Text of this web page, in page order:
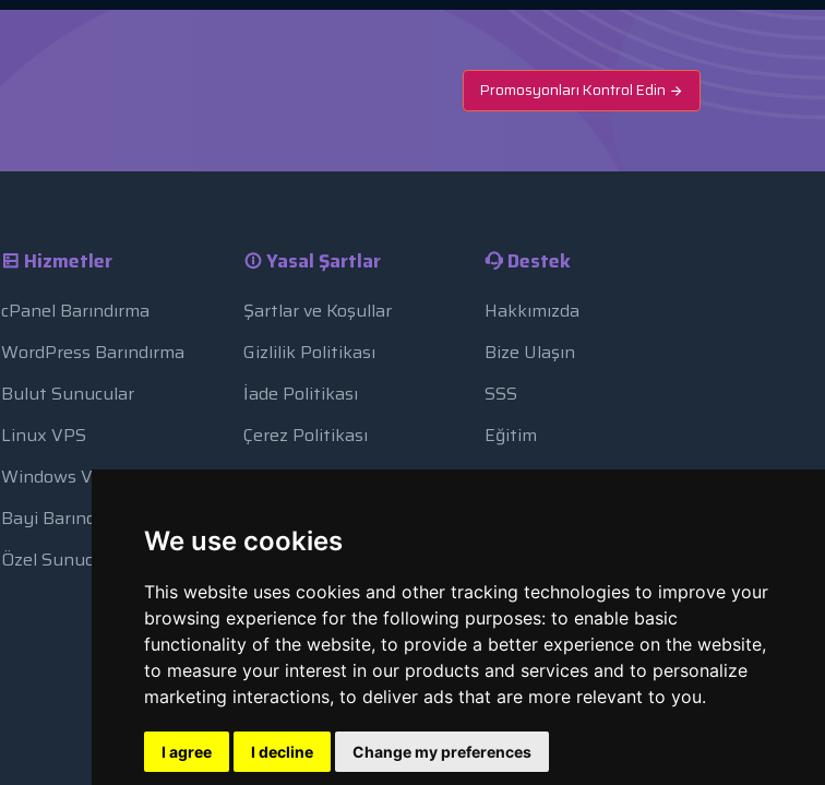
We use cookies
This website uses cookies and other tracking technologies to improve your
browsing experience for the following purposes: to enable basic
functionality of the website, to provide a better experience on the website,
to measure your interest in our products and services and to personalize
marketing interactions, to deliver ads that are more relevant to you.
I agree I decline Change my preferences
Promosyonları Kontrol Edin
Hizmetler
cPanel Barındırma
WordPress Barındırma
Bulut Sunucular
Linux VPS
Windows VPS
Bayi Barındırma
Özel Sunucular
Yasal Şartlar
Şartlar ve Koşullar
Gizlilik Politikası
İade Politikası
Çerez Politikası
Kaynak Kullanımı
Destek
Hakkımızda
Bize Ulaşın
SSS
Eğitim
Blog
Kötüye Kullanım Bildir